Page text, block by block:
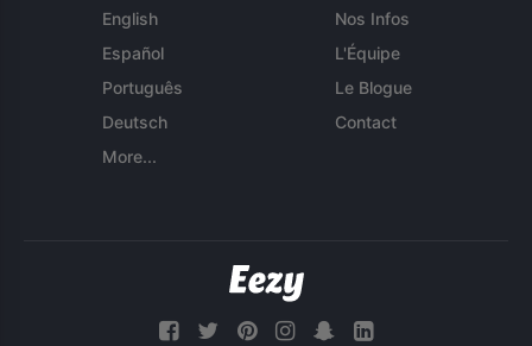
English
Español
Português
Deutsch
More...
Nos Infos
L'Équipe
Le Blogue
Contact